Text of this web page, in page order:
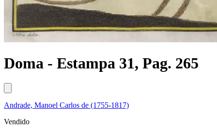
Doma - Estampa 31, Pag. 265
Andrade, Manoel Carlos de (1755-1817)
Vendido